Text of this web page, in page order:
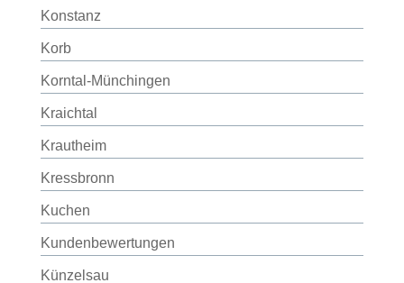
Konstanz
Korb
Korntal-Münchingen
Kraichtal
Krautheim
Kressbronn
Kuchen
Kundenbewertungen
Künzelsau